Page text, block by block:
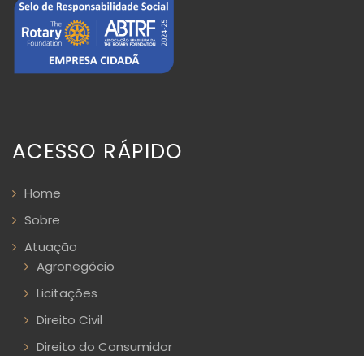
ACESSO RÁPIDO
Home
Sobre
Atuação
Agronegócio
Licitações
Direito Civil
Direito do Consumidor